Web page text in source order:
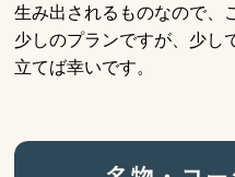
生み出されるものなので、
少しのプランですが、少し
立てば幸いです。